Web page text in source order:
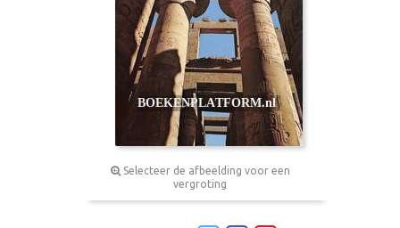
Selecteer de afbeelding voor een
vergroting